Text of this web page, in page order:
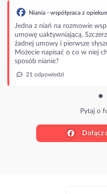
Niania - współpraca z
Jedna z niań na rozmowie
umowę uaktywniającą.
żadnej umowy i pierwsze
Możecie napisać o co w niej
sposób nianie?
21 odpowiedzi
Pytaj o
Dołącz